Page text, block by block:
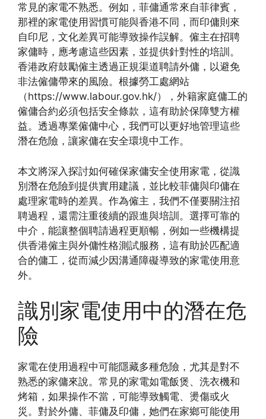
常見的家電不熟悉。例如，菲傭通常來自菲律賓，
那裡的家電使用習慣可能與香港不同，而印傭則來
自印尼，文化差異可能導致操作誤解。僱主在招聘
家傭時，應考慮這些因素，並提供針對性的培訓。
香港政府鼓勵僱主透過正規渠道聘請外傭，以避免
非法僱傭帶來的風險。根據勞工處網站
（https://www.labour.gov.hk/），外籍家庭傭工的
僱傭合約必須包括安全條款，這有助於保障雙方權
益。透過專業僱傭中心，我們可以更好地管理這些
潛在危險，讓家傭在安全環境中工作。
本文將深入探討如何確保家傭安全使用家電，從識
別潛在危險到提供實用建議，並比較菲傭與印傭在
處理家電時的差異。作為僱主，我們不僅要關注招
聘過程，還需注重後續的跟進與培訓。選擇可靠的
中介，能讓整個聘請過程更順暢，例如一些機構提
供香港僱主與外傭性格測試服務，這有助於匹配適
合的傭工，從而減少因溝通障礙導致的家電使用意
外。
識別家電使用中的潛在危
險
家電在使用過程中可能隱藏多種危險，尤其是對不
熟悉的家傭來說。常見的家電如電飯煲、洗衣機和
烤箱，如果操作不當，可能導致觸電、燙傷或火
災。對於外傭、菲傭及印傭，她們在家鄉可能使用